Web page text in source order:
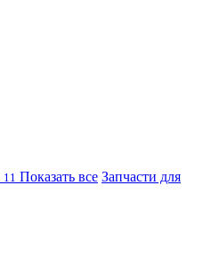
11 Показать все Запчасти для